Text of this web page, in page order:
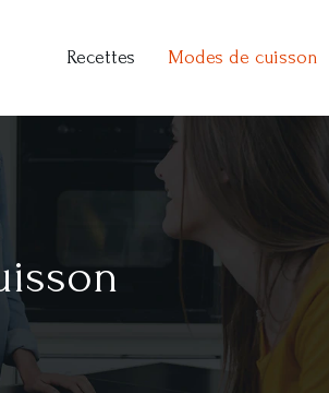
Recettes Modes de cuisson